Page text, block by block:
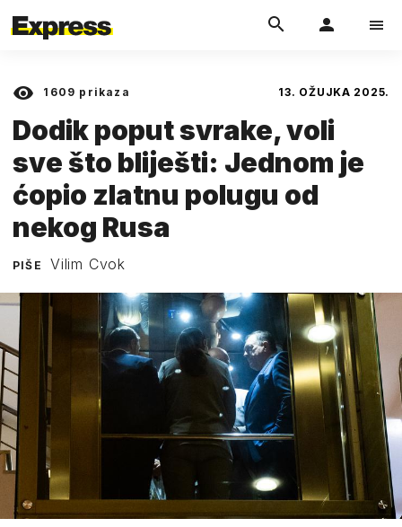
1609 prikaza 13. OŽUJKA 2025.
Dodik poput svrake, voli
sve što bliješti: Jednom je
ćopio zlatnu polugu od
nekog Rusa
PIŠE Vilim Cvok